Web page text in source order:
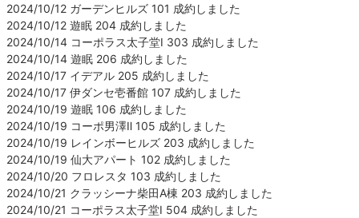
2024/10/12 ガーデンヒルズ 101 成約しました
2024/10/12 遊眠 204 成約しました
2024/10/14 コーポラス太子堂Ⅰ 303 成約しました
2024/10/14 遊眠 206 成約しました
2024/10/17 イデアル 205 成約しました
2024/10/17 伊ダンセ壱番館 107 成約しました
2024/10/19 遊眠 106 成約しました
2024/10/19 コーポ男澤Ⅱ 105 成約しました
2024/10/19 レインボーヒルズ 203 成約しました
2024/10/19 仙大アパート 102 成約しました
2024/10/20 フロレスタ 103 成約しました
2024/10/21 クラッシーナ柴田A棟 203 成約しました
2024/10/21 コーポラス太子堂Ⅰ 504 成約しました